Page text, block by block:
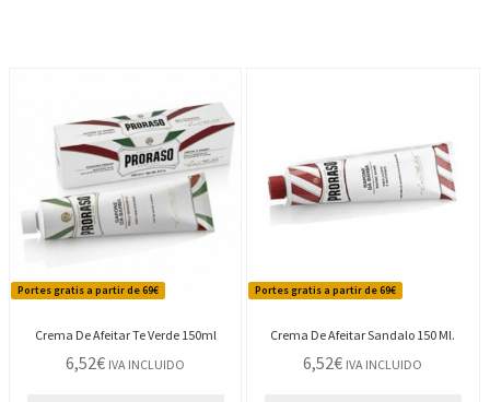
Portes gratis a partir de 69€
Crema De Afeitar Te Verde 150ml
6,52€ IVA INCLUIDO
Portes gratis a partir de 69€
Crema De Afeitar Sandalo 150 Ml.
6,52€ IVA INCLUIDO